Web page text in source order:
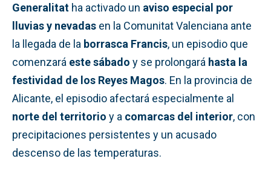
Generalitat ha activado un aviso especial por
lluvias y nevadas en la Comunitat Valenciana ante
la llegada de la borrasca Francis, un episodio que
comenzará este sábado y se prolongará hasta la
festividad de los Reyes Magos. En la provincia de
Alicante, el episodio afectará especialmente al
norte del territorio y a comarcas del interior, con
precipitaciones persistentes y un acusado
descenso de las temperaturas.